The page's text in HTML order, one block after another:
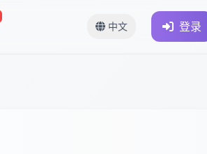
中文 登录